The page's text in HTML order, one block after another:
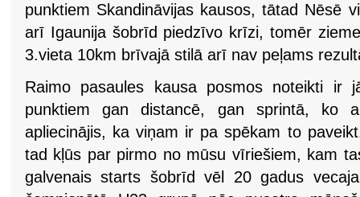
punktiem Skandināvijas kausos, tātad Nēsē
arī Igaunija šobrīd piedzīvo krīzi, tomēr
3.vieta 10km brīvajā stilā arī nav peļams
Raimo pasaules kausa posmos noteikti ir
punktiem gan distancē, gan sprintā, ko
apliecinājis, ka viņam ir pa spēkam to
tad kļūs par pirmo no mūsu vīriešiem, kam
galvenais starts šobrīd vēl 20 gadus